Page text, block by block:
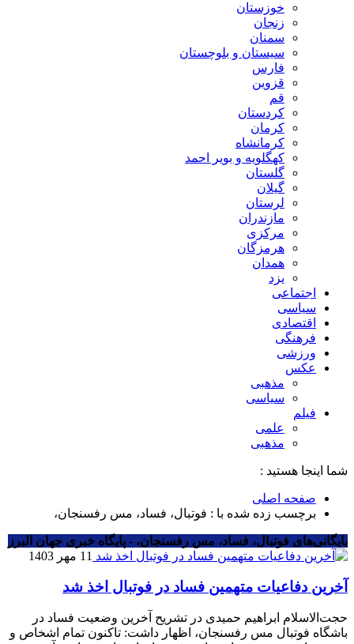
خوزستان
زنجان
سمنان
سیستان و بلوچستان
فارس
قزوین
قم
کردستان
کرمان
کرمانشاه
کهگلویه و بویر احمد
گلستان
گیلان
لرستان
مازندران
مرکزی
هرمزگان
همدان
یزد
اجتماعی
سیاسی
اقتصادی
فرهنگی
ورزشی
عکس
مذهبی
سیاسی
فیلم
علمی
مذهبی
شما اینجا هستید :
صفحه اصلی
برچسب زده شده با : فوتبال، فساد، مس رفسنجان،
بایگانی‌های فوتبال، فساد، مس رفسنجان، - پایگاه خبری جهان البرز
11 مهر 1403
آخرین دفاعیات متهمین فساد در فوتبال اخذ شد
حجت‌الاسلام ابراهیم حمیدی در تشریح آخرین وضعیت فساد در
باشگاه فوتبال مس رفسنجان، اظهار داشت: تاکنون تمام اشخاص و